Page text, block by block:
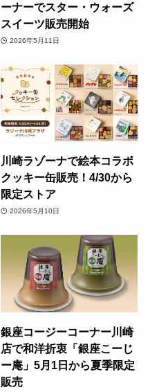
ーナーでスター・ウォーズ
スイーツ販売開始
2026年5月11日
川崎ラゾーナで絵本コラボ
クッキー缶販売！4/30から
限定ストア
2026年5月10日
銀座コージーコーナー川崎
店で和洋折衷「銀座こーじ
ー庵」5月1日から夏季限定
販売